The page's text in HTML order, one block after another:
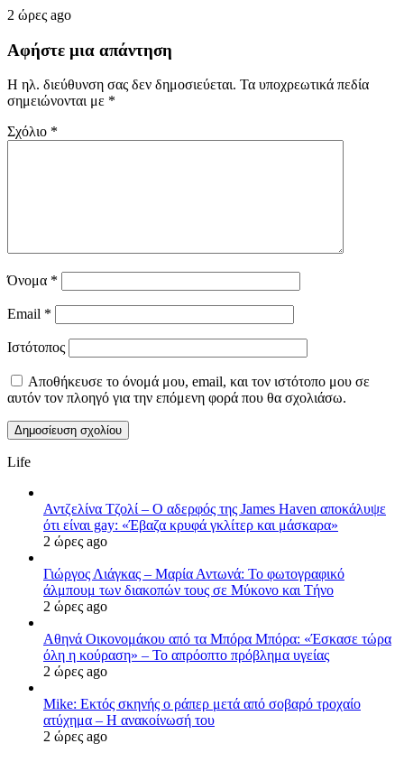
2 ώρες ago
Αφήστε μια απάντηση
Η ηλ. διεύθυνση σας δεν δημοσιεύεται. Τα υποχρεωτικά πεδία
σημειώνονται με *
Σχόλιο *
Όνομα *
Email *
Ιστότοπος
Αποθήκευσε το όνομά μου, email, και τον ιστότοπο μου σε
αυτόν τον πλοηγό για την επόμενη φορά που θα σχολιάσω.
Life
Αντζελίνα Τζολί – Ο αδερφός της James Haven αποκάλυψε
ότι είναι gay: «Έβαζα κρυφά γκλίτερ και μάσκαρα»
2 ώρες ago
Γιώργος Λιάγκας – Μαρία Αντωνά: Το φωτογραφικό
άλμπουμ των διακοπών τους σε Μύκονο και Τήνο
2 ώρες ago
Αθηνά Οικονομάκου από τα Μπόρα Μπόρα: «Έσκασε τώρα
όλη η κούραση» – Το απρόοπτο πρόβλημα υγείας
2 ώρες ago
Mike: Εκτός σκηνής ο ράπερ μετά από σοβαρό τροχαίο
ατύχημα – Η ανακοίνωσή του
2 ώρες ago